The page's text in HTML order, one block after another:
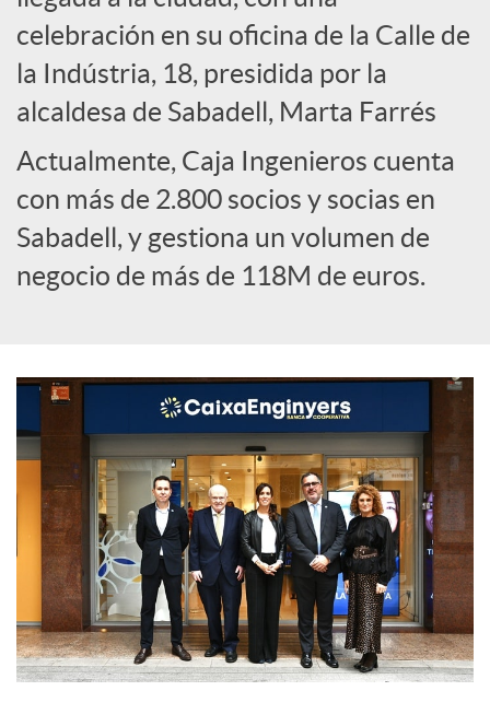
d
o
r
d
c
o
n
t
e
celebración en su oficina de la Calle de
la Indústria, 18, presidida por la
alcaldesa de Sabadell, Marta Farrés
Actualmente, Caja Ingenieros cuenta
con más de 2.800 socios y socias en
Sabadell, y gestiona un volumen de
negocio de más de 118M de euros.